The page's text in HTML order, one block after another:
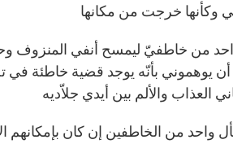
من خاطفيّ ليمسح أنفي المنزوف
أن يوهموني بأنّه يوجد قضية خاطئة
واحد من الخاطفين إن كان